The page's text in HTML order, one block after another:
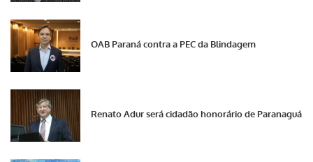
OAB Paraná contra a PEC da Blindagem
Renato Adur será cidadão honorário de Paranaguá